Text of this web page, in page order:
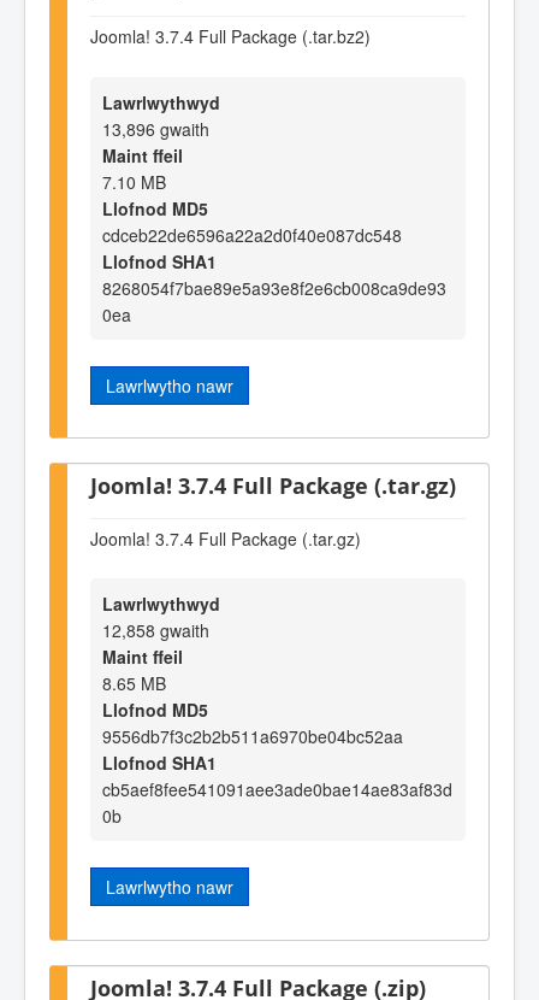
Joomla! 3.7.4 Full Package (.tar.bz2)
Lawrlwythwyd
13,896 gwaith
Maint ffeil
7.10 MB
Llofnod MD5
cdceb22de6596a22a2d0f40e087dc548
Llofnod SHA1
8268054f7bae89e5a93e8f2e6cb008ca9de93
0ea
Lawrlwytho nawr
Joomla! 3.7.4 Full Package (.tar.gz)
Joomla! 3.7.4 Full Package (.tar.gz)
Lawrlwythwyd
12,858 gwaith
Maint ffeil
8.65 MB
Llofnod MD5
9556db7f3c2b2b511a6970be04bc52aa
Llofnod SHA1
cb5aef8fee541091aee3ade0bae14ae83af83d
0b
Lawrlwytho nawr
Joomla! 3.7.4 Full Package (.zip)